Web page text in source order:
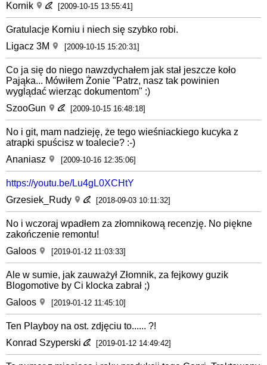
Kornik
[2009-10-15 13:55:41]
Gratulacje Korniu i niech się szybko robi.
Ligacz 3M
[2009-10-15 15:20:31]
Co ja się do niego nawzdychałem jak stał jeszcze koło
Pająka... Mówiłem Żonie "Patrz, nasz tak powinien
wyglądać wierząc dokumentom" :)
SzooGun
[2009-10-15 16:48:18]
No i git, mam nadzieję, że tego wieśniackiego kucyka z
atrapki spuścisz w toalecie? :-)
Ananiasz
[2009-10-16 12:35:06]
https://youtu.be/Lu4gL0XCHtY
Grzesiek_Rudy
[2018-09-03 10:11:32]
No i wczoraj wpadłem za złomnikową recenzję. No piękne
zakończenie remontu!
Galoos
[2019-01-12 11:03:33]
Ale w sumie, jak zauważył Złomnik, za fejkowy guzik
Blogomotive by Ci klocka zabrał ;)
Galoos
[2019-01-12 11:45:10]
Ten Playboy na ost. zdjęciu to...... ?!
Konrad Szyperski
[2019-01-12 14:49:42]